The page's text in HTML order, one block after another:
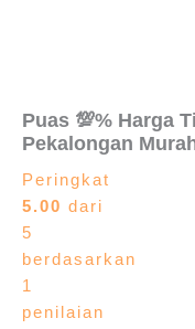
Puas 💯% Harga
Pekalongan
Peringkat
5.00 dari
5
berdasarkan
1
penilaian